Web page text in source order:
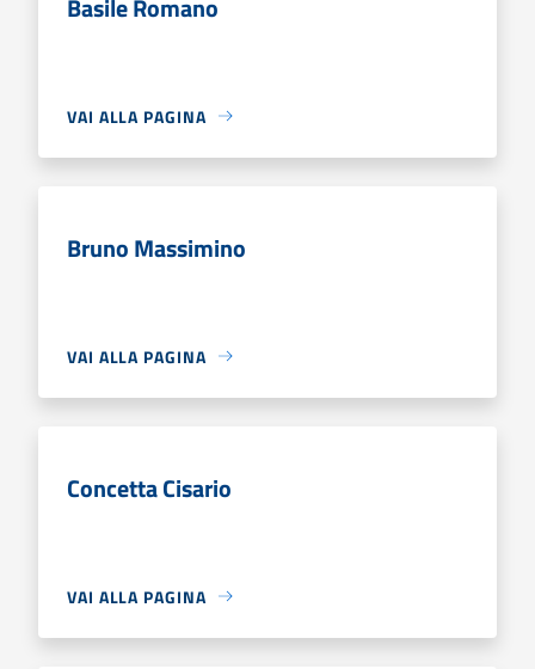
VAI ALLA PAGINA
Bruno Massimino
VAI ALLA PAGINA
Concetta Cisario
VAI ALLA PAGINA